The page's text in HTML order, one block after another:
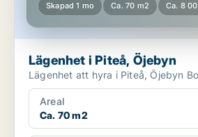
Skapad 1 mo Ca. 70 m2 Ca. 8
Lägenhet i Piteå, Öjebyn
Areal
Ca. 70 m2